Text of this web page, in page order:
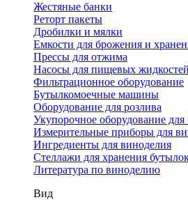
Жестяные банки
Реторт пакеты
Дробилки и мялки
Емкости для брожения и
Прессы для отжима
Насосы для пищевых жидкостей
Фильтрационное оборудование
Бутылкомоечные машины
Оборудование для розлива
Укупорочное оборудование для
Измерительные приборы для
Ингредиенты для виноделия
Стеллажи для хранения
Литература по виноделию
Вид